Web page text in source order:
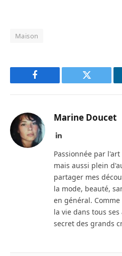
Maison
Facebook Twitter
Marine Doucet
LinkedIn
Passionnée par
mais aussi plein
partager mes
la mode, beauté,
en général.
la vie dans tous
secret des grands